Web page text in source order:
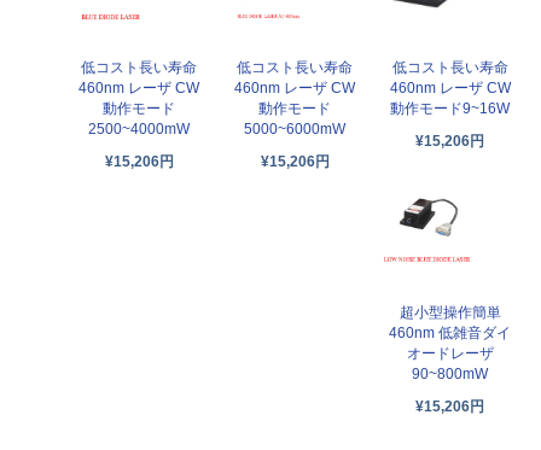
低コスト長い寿命
460nm レーザ CW
動作モード
2500~4000mW
¥15,206円
低コスト長い寿命
460nm レーザ CW
動作モード
5000~6000mW
¥15,206円
低コスト長い寿命
460nm レーザ CW
動作モード9~16W
¥15,206円
超小型操作簡単
460nm 低雑音ダイ
オードレーザ
90~800mW
¥15,206円